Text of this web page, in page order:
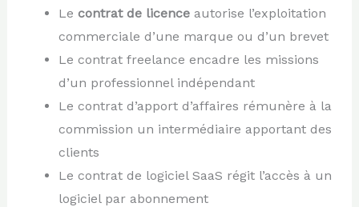
Le contrat de licenceautorise l’exploitation
commerciale d’une marque ou d’un brevet
Le contrat freelance encadre les missions
d’un professionnel indépendant
Le contrat d’apport d’affaires rémunère à la
commission un intermédiaire apportant des
clients
Le contrat de logiciel SaaS régit l’accès à un
logiciel par abonnement